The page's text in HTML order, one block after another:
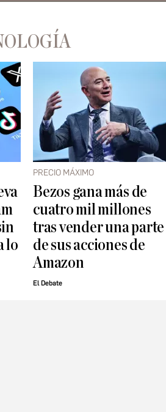
lo
PRECIO MÁXIMO
Bezos gana más de
cuatro mil millones
tras vender una parte
de sus acciones de
Amazon
El Debate